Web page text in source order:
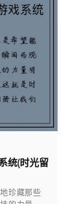
统(时光留
珍藏那些